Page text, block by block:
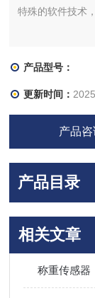
特殊的软件技术
产品型号：
更新时间：
产品咨
产品目录
相关文章
称重传感器